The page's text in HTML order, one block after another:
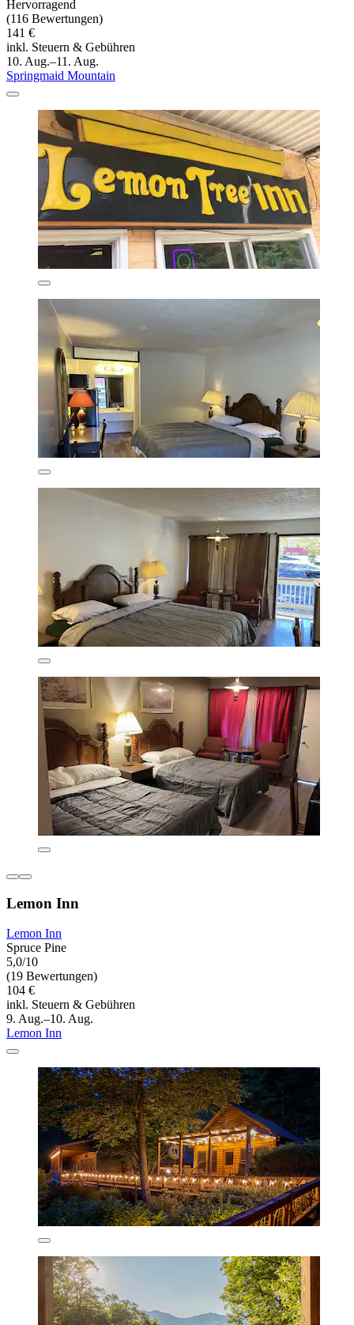
Hervorragend
(116 Bewertungen)
141 €
inkl. Steuern & Gebühren
10. Aug.–11. Aug.
Springmaid Mountain
Lemon Inn
Lemon Inn
Spruce Pine
5,0/10
(19 Bewertungen)
104 €
inkl. Steuern & Gebühren
9. Aug.–10. Aug.
Lemon Inn